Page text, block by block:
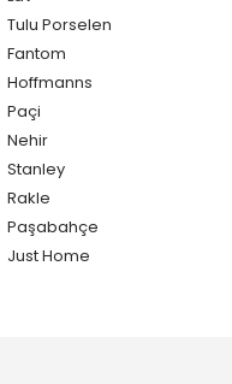
Tulu Porselen
Fantom
Hoffmanns
Paçi
Nehir
Stanley
Rakle
Paşabahçe
Just Home